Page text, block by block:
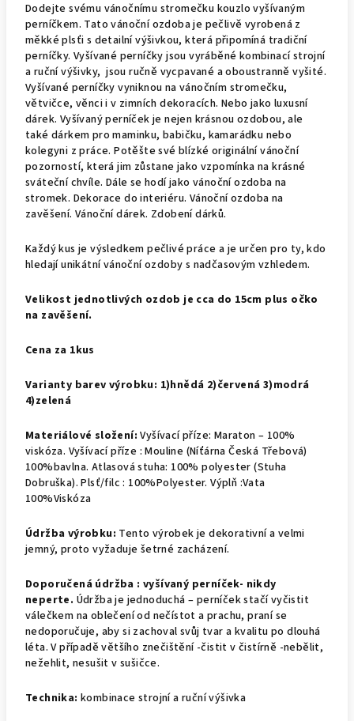
Dodejte svému vánočnímu stromečku kouzlo vyšívaným
perníčkem. Tato vánoční ozdoba je pečlivě vyrobená z
měkké plsťi s detailní výšivkou, která připomíná tradiční
perníčky. Vyšívané perníčky jsou vyráběné kombinací strojní
a ruční výšivky, jsou ručně vycpavané a oboustranně vyšité.
Vyšívané perníčky vyniknou na vánočním stromečku,
větvičce, věnci i v zimních dekoracích. Nebo jako luxusní
dárek. Vyšívaný perníček je nejen krásnou ozdobou, ale
také dárkem pro maminku, babičku, kamarádku nebo
kolegyni z práce. Potěšte své blízké originální vánoční
pozorností, která jim zůstane jako vzpomínka na krásné
sváteční chvíle. Dále se hodí jako vánoční ozdoba na
stromek. Dekorace do interiéru. Vánoční ozdoba na
zavěšení. Vánoční dárek. Zdobení dárků.
Každý kus je výsledkem pečlivé práce a je určen pro ty, kdo
hledají unikátní vánoční ozdoby s nadčasovým vzhledem.
Velikost jednotlivých ozdob je cca do 15cm plus očko
na zavěšení.
Cena za 1kus
Varianty barev výrobku: 1)hnědá 2)červená 3)modrá
4)zelená
Materiálové složení: Vyšívací příze: Maraton – 100%
viskóza. Vyšívací příze : Mouline (Níťárna Česká Třebová)
100%bavlna. Atlasová stuha: 100% polyester (Stuha
Dobruška). Plsť/filc : 100%Polyester. Výplň :Vata
100%Viskóza
Údržba výrobku: Tento výrobek je dekorativní a velmi
jemný, proto vyžaduje šetrné zacházení.
Doporučená údržba : vyšívaný perníček- nikdy
neperte. Údržba je jednoduchá – perníček stačí vyčistit
válečkem na oblečení od nečístot a prachu, praní se
nedoporučuje, aby si zachoval svůj tvar a kvalitu po dlouhá
léta. V případě většího znečištění -čistit v čistírně -nebělit,
nežehlit, nesušit v sušičce.
Technika: kombinace strojní a ruční výšivka